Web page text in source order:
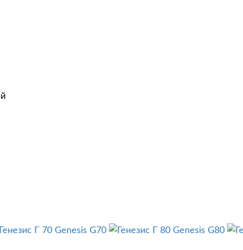
Genesis G70 Genesis G80